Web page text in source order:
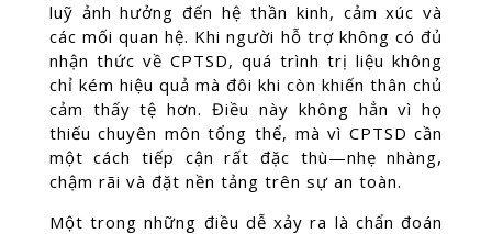
luỹ ảnh hưởng đến hệ thần kinh, cảm xúc và
các mối quan hệ. Khi người hỗ trợ không có đủ
nhận thức về CPTSD, quá trình trị liệu không
chỉ kém hiệu quả mà đôi khi còn khiến thân chủ
cảm thấy tệ hơn. Điều này không hẳn vì họ
thiếu chuyên môn tổng thể, mà vì CPTSD cần
một cách tiếp cận rất đặc thù—nhẹ nhàng,
chậm rãi và đặt nền tảng trên sự an toàn.
Một trong những điều dễ xảy ra là chẩn đoán